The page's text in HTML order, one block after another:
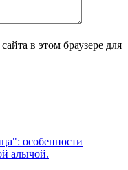
в этом браузере для